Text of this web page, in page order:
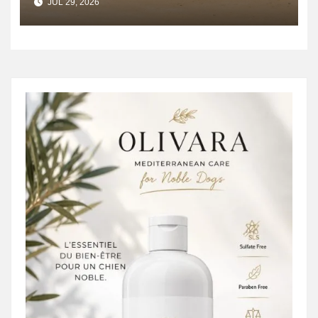
énergétique et créer 400
emplois
JUL 29, 2026